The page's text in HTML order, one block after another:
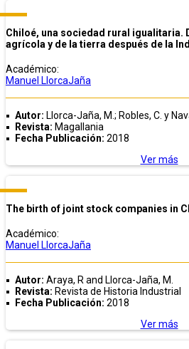
Chiloé, una sociedad rural igualitaria.
agrícola y de la tierra después de la
Académico:
Manuel LlorcaJaña
Autor: Llorca-Jaña, M.; Robles, C. y
Revista: Magallania
Fecha Publicación: 2018
Ver más
The birth of joint stock companies in
Académico:
Manuel LlorcaJaña
Autor: Araya, R and Llorca-Jaña, M.
Revista: Revista de Historia Industrial
Fecha Publicación: 2018
Ver más